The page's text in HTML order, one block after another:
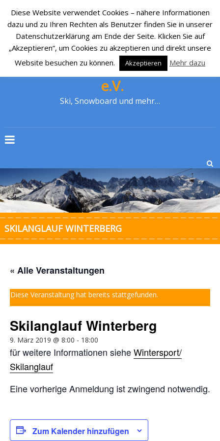
SKI-CLUB CRONENBERG 1929
e.V.
Ski, Snowboard und mehr…
SKILANGLAUF WINTERBERG
« Alle Veranstaltungen
Diese Veranstaltung hat bereits stattgefunden.
Skilanglauf Winterberg
9. März 2019 @ 8:00 - 18:00
für weitere Informationen sieheWintersport/
Skilanglauf
Eine vorherige Anmeldung ist zwingend notwendig.
Zum Kalender hinzufügen
Diese Website verwendet Cookies – nähere Informationen
dazu und zu Ihren Rechten als Benutzer finden Sie in unserer
Datenschutzerklärung am Ende der Seite. Klicken Sie auf
„Akzeptieren“, um Cookies zu akzeptieren und direkt unsere
Website besuchen zu können.
Akzeptieren Mehr dazu